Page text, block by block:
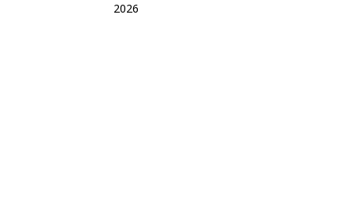
2026